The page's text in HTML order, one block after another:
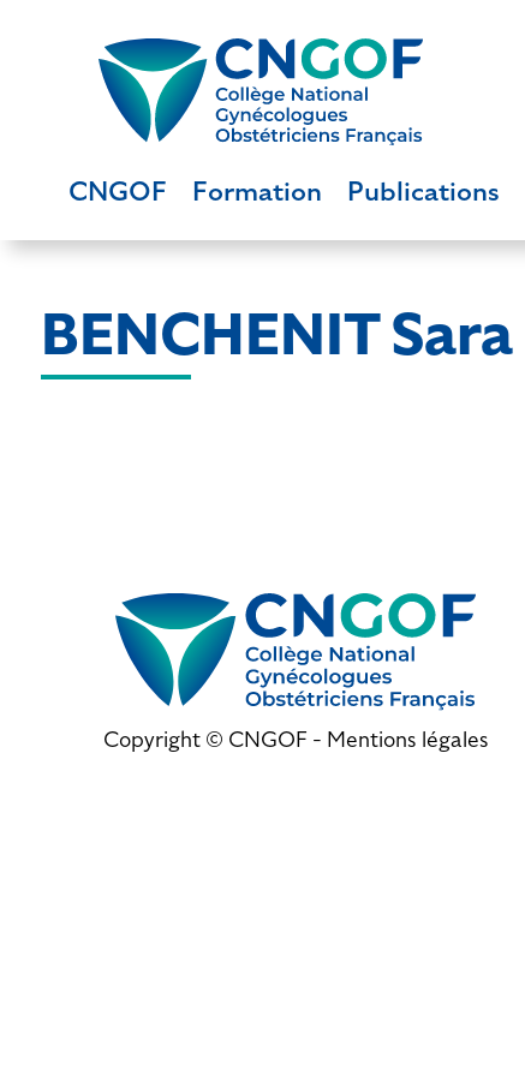
CNGOF Formation Publications
BENCHENIT Sara
Copyright © CNGOF - Mentions légales